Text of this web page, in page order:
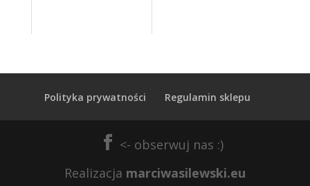
Polityka prywatności Regulamin sklepu
Realizacja marciwasilewski.eu